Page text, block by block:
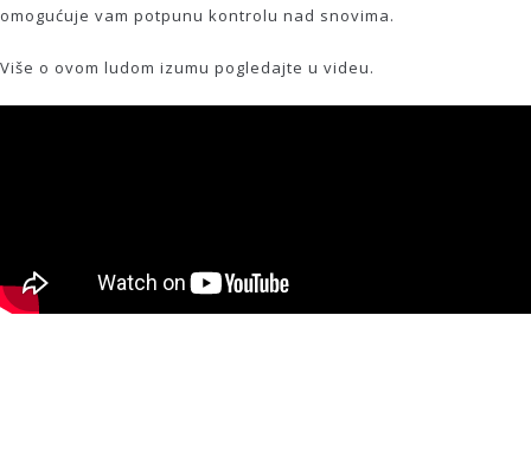
omogućuje vam potpunu kontrolu nad snovima.
Više o ovom ludom izumu pogledajte u videu.